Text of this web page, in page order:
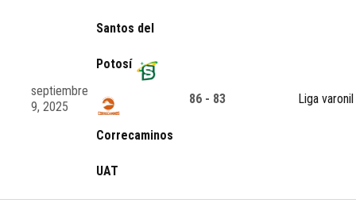
septiembre
9, 2025
Santos del
Potosí
Correcaminos
UAT
86 - 83 Liga varonil